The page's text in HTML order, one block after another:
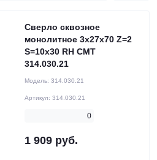
Сверло сквозное
монолитное 3x27x70 Z=2
S=10x30 RH CMT
314.030.21
Модель: 314.030.21
Артикул: 314.030.21
0
1 909 руб.